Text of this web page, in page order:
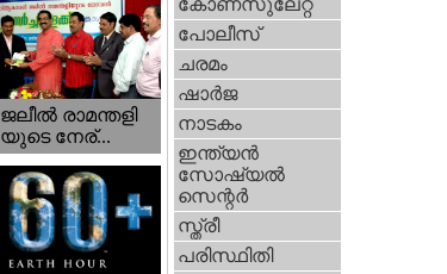
ജലീല്‍ രാമന്തളി
യുടെ നേര്...
കോണ്സുലേറ്റ്
പോലീസ്
ചരമം
ഷാര്‍ജ
നാടകം
ഇന്ത്യന്‍
സോഷ്യല്‍
സെന്റര്‍
സ്ത്രീ
പരിസ്ഥിതി